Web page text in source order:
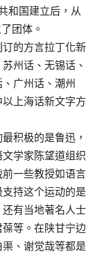
和国建立后，从
团体。
的方言拉丁化新
州话、无锡话、
广州话、潮州
上海话新文字方
积极的是鲁迅，
学家陈望道组织
一些教授如语言
持这个运动的是
有当地著名人士
等。在陕甘宁边
、谢觉哉等都是